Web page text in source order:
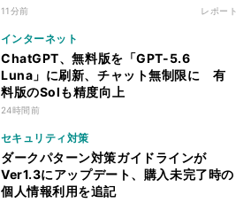
11分前 レポート
インターネット
ChatGPT、無料版を「GPT-5.6
Luna」に刷新、チャット無制限に 有
料版のSolも精度向上
24時間前
セキュリティ対策
ダークパターン対策ガイドラインが
Ver1.3にアップデート、購入未完了時の
個人情報利用を追記